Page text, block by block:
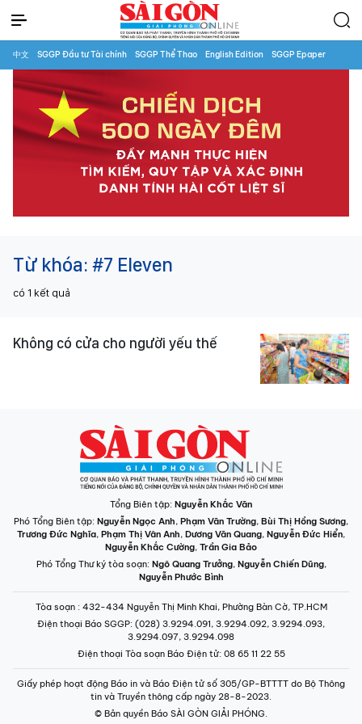
中文 SGGP Đầu tư Tài chính SGGP Thể Thao English Edition SGGP Epaper
Từ khóa: #7 Eleven
có 1 kết quả
Không có cửa cho người yếu thế
Tổng Biên tập: Nguyễn Khắc Văn
Phó Tổng Biên tập: Nguyễn Ngọc Anh, Phạm Văn Trường, Bùi Thị Hồng Sương,
Trương Đức Nghĩa, Phạm Thị Vân Anh, Dương Văn Quang, Nguyễn Đức Hiển,
Nguyễn Khắc Cường, Trần Gia Bảo
Phó Tổng Thư ký tòa soạn: Ngô Quang Trưởng, Nguyễn Chiến Dũng,
Nguyễn Phước Bình
Tòa soạn : 432-434 Nguyễn Thị Minh Khai, Phường Bàn Cờ, TP.HCM
Điện thoại Báo SGGP: (028) 3.9294.091, 3.9294.092, 3.9294.093,
3.9294.097, 3.9294.098
Điện thoại Tòa soạn Báo Điện tử: 08 65 11 22 55
Giấy phép hoạt động Báo in và Báo Điện tử số 305/GP-BTTTT do Bộ Thông
tin và Truyền thông cấp ngày 28-8-2023.
© Bản quyền Báo SÀI GÒN GIẢI PHÓNG.